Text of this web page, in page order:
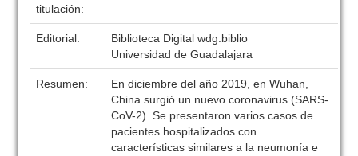
titulación:
Editorial:
Biblioteca Digital wdg.biblio
Universidad de Guadalajara
Resumen:
En diciembre del año 2019, en Wuhan,
China surgió un nuevo coronavirus (SARS-
CoV-2). Se presentaron varios casos de
pacientes hospitalizados con
características similares a la neumonía e